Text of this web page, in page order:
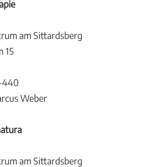
am Sittardsberg
15
440
Weber
am Sittardsberg